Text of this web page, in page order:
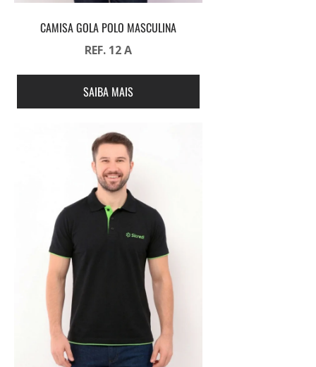
CAMISA GOLA POLO MASCULINA
REF. 12 A
SAIBA MAIS